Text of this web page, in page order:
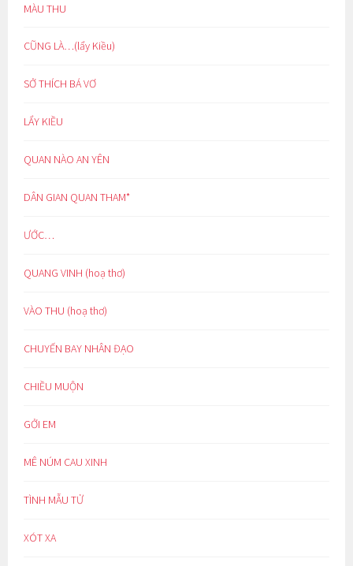
MÀU THU
CŨNG LÀ…(lẩy Kiều)
SỞ THÍCH BÁ VƠ
LẨY KIỀU
QUAN NÀO AN YÊN
DÂN GIAN QUAN THAM*
ƯỚC…
QUANG VINH (hoạ thơ)
VÀO THU (hoạ thơ)
CHUYẾN BAY NHÂN ĐẠO
CHIỀU MUỘN
GỞI EM
MÊ NÚM CAU XINH
TÌNH MẪU TỬ
XÓT XA